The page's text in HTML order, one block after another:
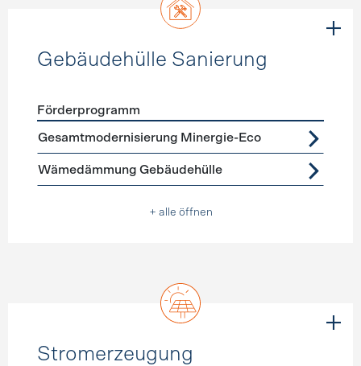
Gebäudehülle Sanierung
Förderprogramme Gebäudehülle Sanierung
Förderprogramm
Gesamtmodernisierung Minergie-Eco
Wämedämmung Gebäudehülle
+ alle öffnen
Stromerzeugung